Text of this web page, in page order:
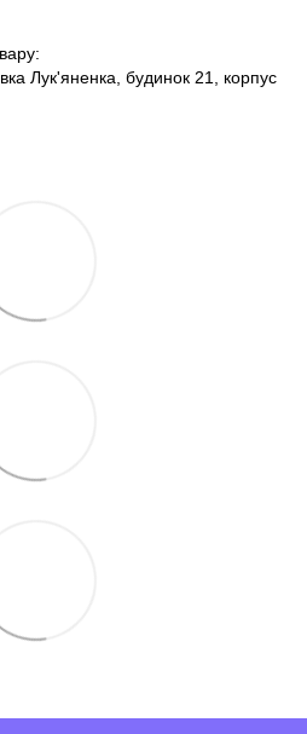
Лук'яненка, будинок 21, корпус